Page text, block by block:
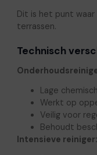
Dit is het punt
terrassen.
Technisch
Lage
Werkt op
Veilig voor
Behoudt
Intensieve reiniger: